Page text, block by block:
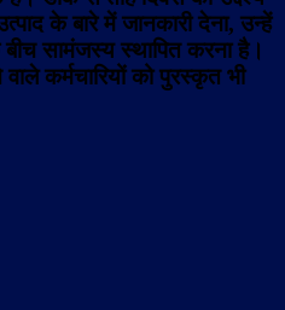
के बारे में जानकारी देना, उन्हें
सामंजस्य स्थापित करना है।
कर्मचारियों को पुरस्कृत भी